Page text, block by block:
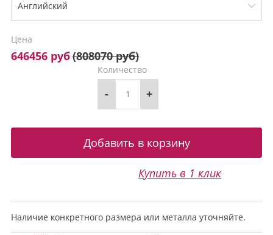
Цена
646456 руб(808070 руб)
Количество
- +
Купить в 1 клик
Наличие конкретного размера или металла уточняйте.